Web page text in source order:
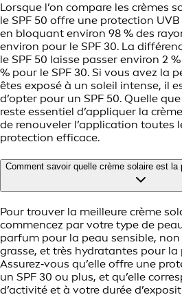
Lorsque l’on compare les crèmes
le SPF 50 offre une protection
en bloquant environ 98 % des
environ pour le SPF 30. La
le SPF 50 laisse passer environ 2
% pour le SPF 30. Si vous avez la
êtes exposé à un soleil intense, il
d’opter pour un SPF 50. Quelle
reste essentiel d’appliquer la
de renouveler l’application toutes
protection efficace.
Comment savoir quelle crème solaire est la
Pour trouver la meilleure crème
commencez par votre type de
parfum pour la peau sensible,
grasse, et très hydratantes pour la
Assurez‑vous qu’elle offre une
un SPF 30 ou plus, et qu’elle
d’activité et à votre durée